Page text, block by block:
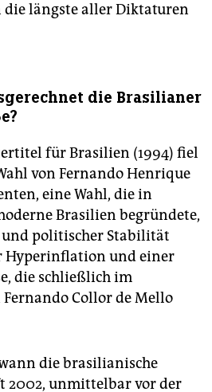
die längste aller Diktaturen
die Brasilianer
für Brasilien (1994) fiel
von Fernando Henrique
eine Wahl, die in
Brasilien begründete,
politischer Stabilität
Hyperinflation und einer
die schließlich im
Collor de Mello
die brasilianische
2002, unmittelbar vor der